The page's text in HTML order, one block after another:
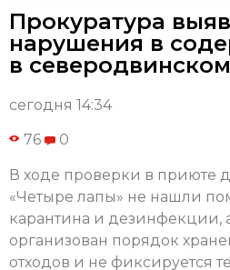
Прокуратура
нарушения в
в
сегодня 14:34
76 0
В ходе проверки в приюте
«Четыре лапы» не нашли
карантина и дезинфекции,
организован порядок
отходов и не фиксируется